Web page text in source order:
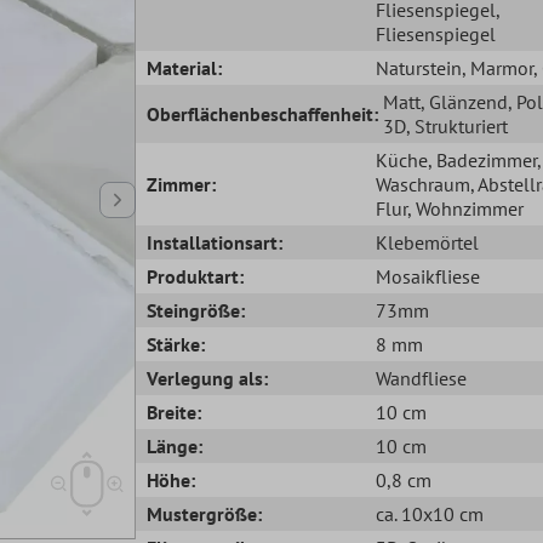
Fliesenspiegel,
Fliesenspiegel
Material:
Naturstein, Marmor,
Oberflächenbeschaffenheit: Matt, Glänzend,
3D, Strukturiert
Zimmer:
Küche, Badezimmer,
Waschraum,
Flur, Wohnzimmer
Installationsart:
Klebemörtel
Produktart:
Mosaikfliese
Steingröße:
73mm
Stärke:
8 mm
Verlegung als:
Wandfliese
Breite:
10 cm
Länge:
10 cm
Höhe:
0,8 cm
Mustergröße:
ca. 10x10 cm